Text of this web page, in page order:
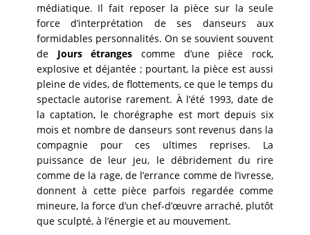
médiatique. Il fait reposer la pièce sur la seule
force d’interprétation de ses danseurs aux
formidables personnalités. On se souvient souvent
de Jours étranges comme d’une pièce rock,
explosive et déjantée ; pourtant, la pièce est aussi
pleine de vides, de flottements, ce que le temps du
spectacle autorise rarement. À l’été 1993, date de
la captation, le chorégraphe est mort depuis six
mois et nombre de danseurs sont revenus dans la
compagnie pour ces ultimes reprises. La
puissance de leur jeu, le débridement du rire
comme de la rage, de l’errance comme de l’ivresse,
donnent à cette pièce parfois regardée comme
mineure, la force d’un chef-d’œuvre arraché, plutôt
que sculpté, à l’énergie et au mouvement.